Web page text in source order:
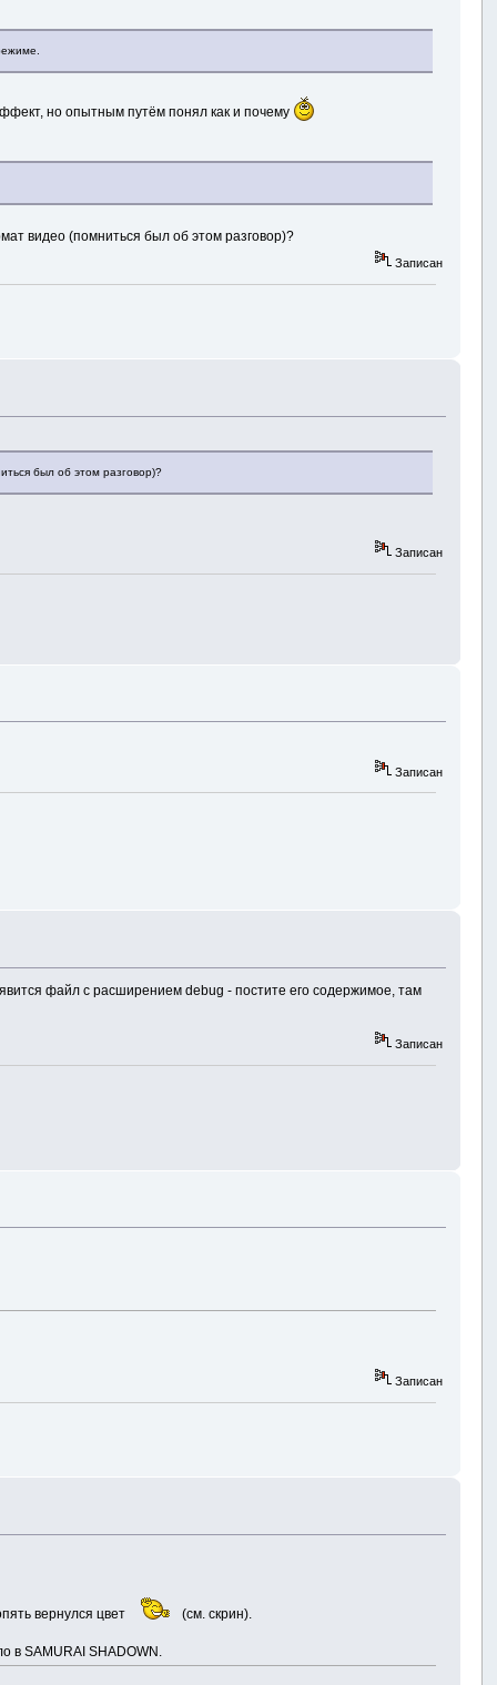
но опытным путём понял как и почему
видео (помниться был об этом разговор)?
Записан
был об этом разговор)?
Записан
Записан
файл с расширением debug - постите его содержимое, там
Записан
Записан
вернулся цвет (см. скрин).
в SAMURAI SHADOWN.